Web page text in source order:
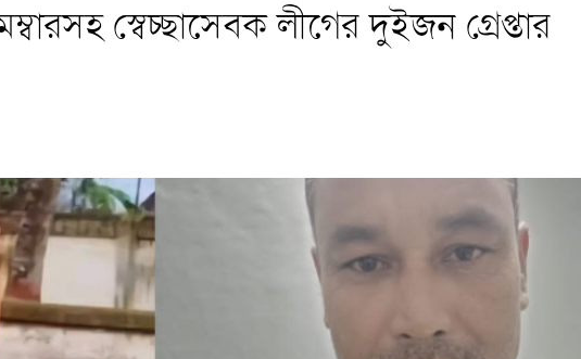
স্বেচ্ছাসেবক লীগের দুইজন গ্রেপ্তার